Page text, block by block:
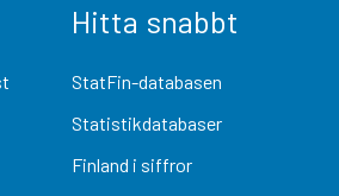
Hitta snabbt
StatFin-databasen
Statistikdatabaser
Finland i siffror